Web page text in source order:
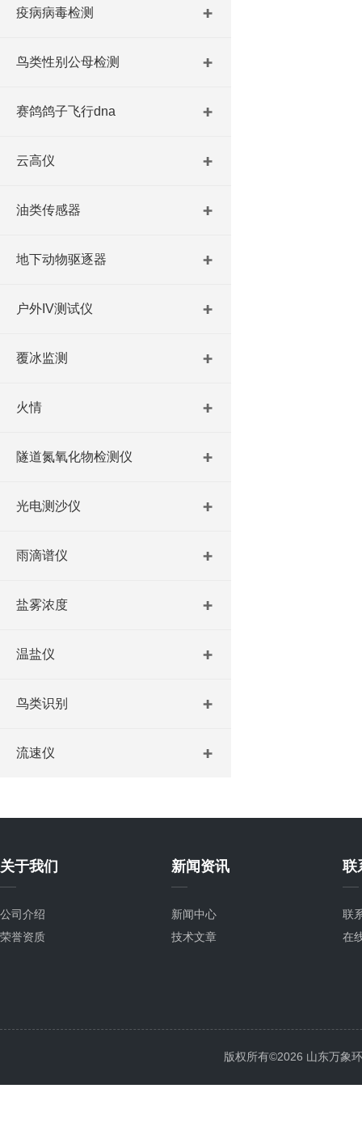
疫病病毒检测
鸟类性别公母检测
赛鸽鸽子飞行dna
云高仪
油类传感器
地下动物驱逐器
户外IV测试仪
覆冰监测
火情
隧道氮氧化物检测仪
光电测沙仪
雨滴谱仪
盐雾浓度
温盐仪
鸟类识别
流速仪
关于我们
公司介绍
荣誉资质
新闻资讯
新闻中心
技术文章
联
联
在
版权所有©2026 山东万象